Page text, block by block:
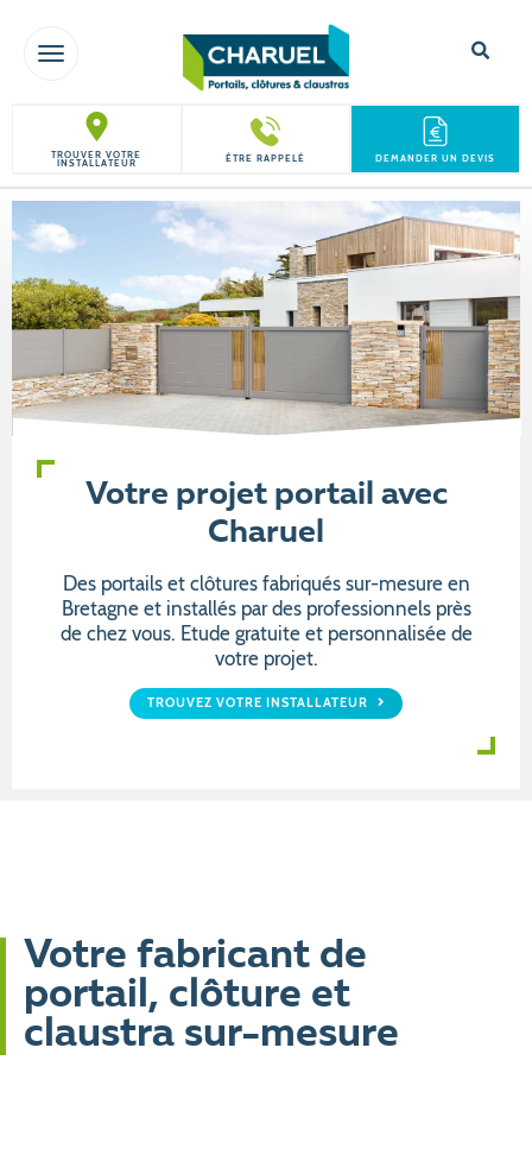
TOGGLE NAVIGATION
TROUVER VOTRE
INSTALLATEUR ÊTRE RAPPELÉ DEMANDER UN DEVIS
Votre projet portail avec
Charuel
Des portails et clôtures fabriqués sur-mesure en
Bretagne et installés par des professionnels près
de chez vous. Etude gratuite et personnalisée de
votre projet.
TROUVEZ VOTRE INSTALLATEUR
Votre fabricant de
portail, clôture et
claustra sur-mesure